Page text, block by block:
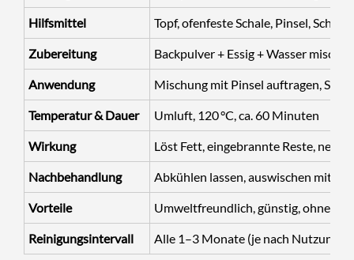
Hilfsmittel Topf, ofenfeste Schale, Pinsel,
Zubereitung Backpulver + Essig + Wasser
Anwendung Mischung mit Pinsel auftragen,
Temperatur & Dauer Umluft, 120 °C, ca. 60 Minuten
Wirkung Löst Fett, eingebrannte Reste,
Nachbehandlung Abkühlen lassen, auswischen mit
Vorteile Umweltfreundlich, günstig, ohne
Reinigungsintervall Alle 1–3 Monate (je nach Nutzung)